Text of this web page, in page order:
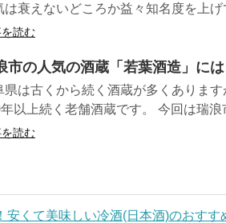
は衰えないどころか益々知名度を上
読む
市の人気の酒蔵「若葉酒造」に
県は古くから続く酒蔵が多くありま
以上続く老舗酒蔵です。 今回は瑞
読む
安くて美味しい冷酒(日本酒)のおすす